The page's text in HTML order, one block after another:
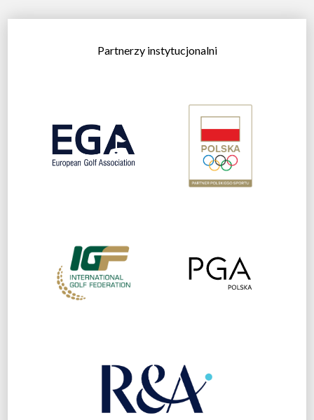
Partnerzy instytucjonalni